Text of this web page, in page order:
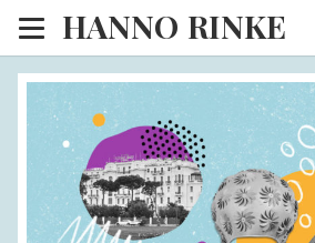
HANNO RINKE
Heim
EISINSEL
Sonntagspredigten
Blog